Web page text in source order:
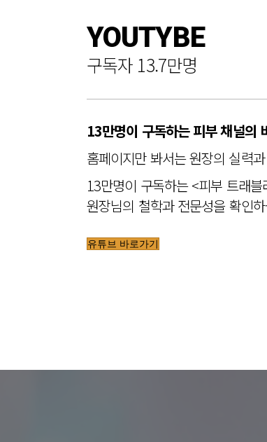
YOUTYBE
구독자 13.7만명
13만명이 구독하는 피부 채널의
홈페이지만 봐서는 원장의 실력
13만명이 구독하는 <피부 트래
원장님의 철학과 전문성을 확인
유튜브 바로가기